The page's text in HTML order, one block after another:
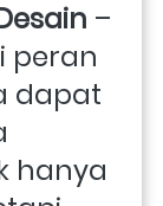
–
peran
dapat
hanya